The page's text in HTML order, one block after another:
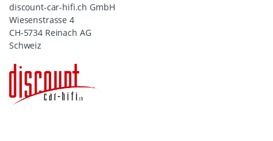
discount-car-hifi.ch GmbH
Wiesenstrasse 4
CH-5734 Reinach AG
Schweiz